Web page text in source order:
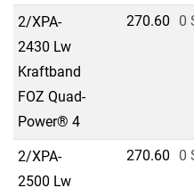
2/XPA-
2430 Lw
Kraftband
FOZ Quad-
Power® 4
270.60 0
2/XPA-
2500 Lw
270.60 0